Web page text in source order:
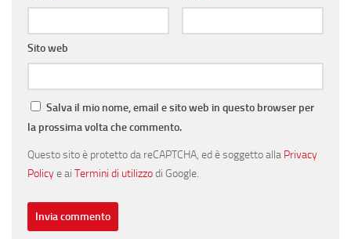
Sito web
Salva il mio nome, email e sito web in questo browser per
la prossima volta che commento.
Questo sito è protetto da reCAPTCHA, ed è soggetto alla Privacy
Policye ai Termini di utilizzodi Google.